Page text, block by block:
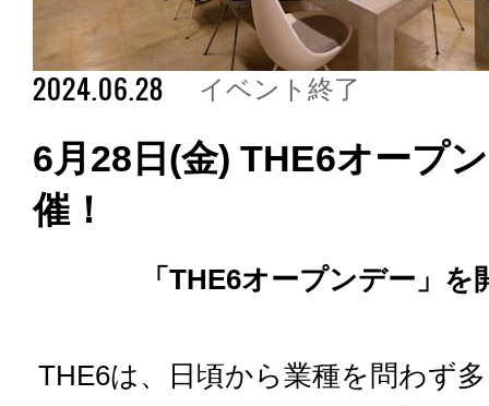
2024.06.28 イベント終了
6月28日(金) THE6オープ
催！
「 THE6オープンデー 」を
THE6は、日頃から業種を問わず